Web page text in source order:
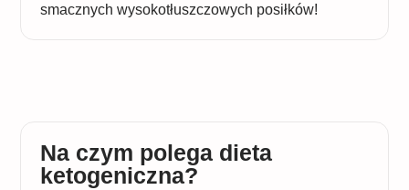
smacznych wysokotłuszczowych posiłków!
Na czym polega dieta
ketogeniczna?